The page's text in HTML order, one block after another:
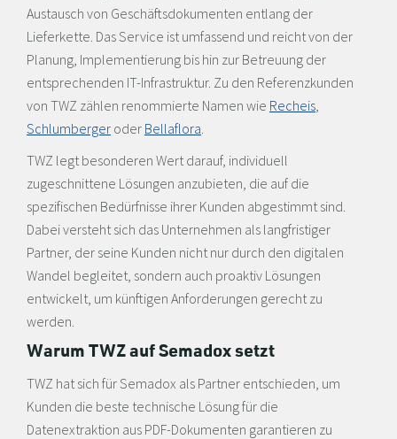
Austausch von Geschäftsdokumenten entlang der
Lieferkette. Das Service ist umfassend und reicht von der
Planung, Implementierung bis hin zur Betreuung der
entsprechenden IT-Infrastruktur. Zu den Referenzkunden
von TWZ zählen renommierte Namen wie Recheis,
Schlumberger oder Bellaflora.
TWZ legt besonderen Wert darauf, individuell
zugeschnittene Lösungen anzubieten, die auf die
spezifischen Bedürfnisse ihrer Kunden abgestimmt sind.
Dabei versteht sich das Unternehmen als langfristiger
Partner, der seine Kunden nicht nur durch den digitalen
Wandel begleitet, sondern auch proaktiv Lösungen
entwickelt, um künftigen Anforderungen gerecht zu
werden.
Warum TWZ auf Semadox setzt
TWZ hat sich für Semadox als Partner entschieden, um
Kunden die beste technische Lösung für die
Datenextraktion aus PDF-Dokumenten garantieren zu